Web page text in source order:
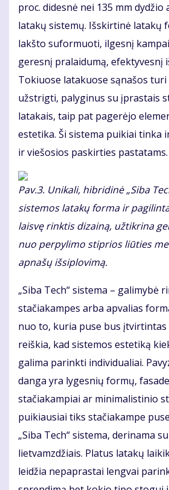
proc. didesnė nei 135 mm dydžio
latakų sistemų. Išskirtinė latakų
lakšto suformuoti, ilgesnį
geresnį pralaidumą, efektyvesnį
Tokiuose latakuose sąnašos
užstrigti, palyginus su įprastais
latakais, taip pat pagerėjo
estetika. Ši sistema puikiai tinka
ir viešosios paskirties pastatams.
Pav.3. Unikali, hibridinė „Siba
sistemos latakų forma ir
laisvę rinktis dizainą, užtikrina
nuo perpylimo stiprios liūties
apnašų išsiplovimą.
„Siba Tech“ sistema – galimybė
stačiakampes arba apvalias
nuo to, kuria puse bus įtvirtintas
reiškia, kad sistemos estetiką
galima parinkti individualiai.
danga yra lygesnių formų,
stačiakampiai ar minimalistinio
puikiausiai tiks stačiakampe
„Siba Tech“ sistema, derinama
lietvamzdžiais. Platus latakų
leidžia nepaprastai lengvai